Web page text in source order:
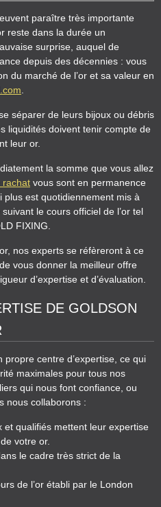
paraître très importante
reste dans la durée un
surprise, auquel de
depuis des décennies : vous
du marché de l’or et sa valeur en
séparer de leurs bijoux ou débris
liquidités doivent tenir compte de
leur or.
la somme que vous allez
rachat vous sont en permanence
est quotidiennement mis à
le cours officiel de l’or tel
FIXING.
nos experts se réfèreront à ce
vous donner la meilleur offre
d’expertise et d’évaluation.
DE GOLDSON
centre d’expertise, ce qui
maximales pour tous nos
qui nous font confiance, ou
nous collaborons :
et qualifiés mettent leur expertise
votre or.
le cadre très strict de la
de l’or établi par le London